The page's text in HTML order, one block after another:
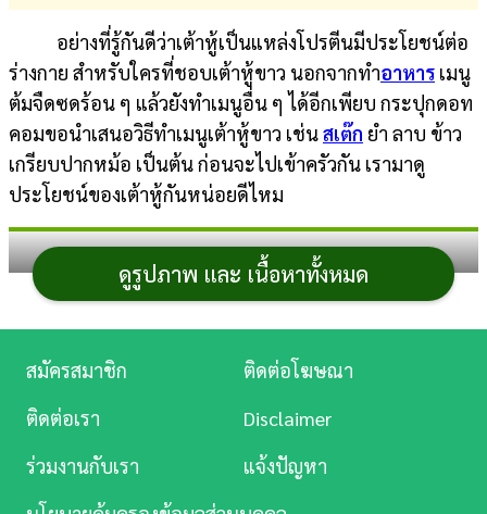
อย่างที่รู้กันดีว่าเต้าหู้เป็นแหล่งโปรตีนมีประโยชน์ต่อ
ร่างกาย สำหรับใครที่ชอบเต้าหู้ขาว นอกจากทำอาหาร เมนู
ต้มจืดซดร้อน ๆ แล้วยังทำเมนูอื่น ๆ ได้อีกเพียบ กระปุกดอท
คอมขอนำเสนอวิธีทำเมนูเต้าหู้ขาว เช่นสเต๊ก ยำ ลาบ ข้าว
เกรียบปากหม้อ เป็นต้น ก่อนจะไปเข้าครัวกัน เรามาดู
ประโยชน์ของเต้าหู้กันหน่อยดีไหม
ประโยชน์ของเต้าหู้
จากถั่วเหลืองที่ร่างกายไม่สามารถสังเคราะห์เองได้ ซึ่ง
สามารถช่วยลดระดับคอเลสเตอรอลในเลือดและเพิ่ม
มีแร่ธาตุต่าง ๆ ที่สำคัญ เช่น แคลเซียม ฟอสฟอรัส และ
เหล็ก นอกจากนี้ยังมีวิตามินบีอีกด้วย
ดูรูปภาพ และ เนื้อหาทั้งหมด
สด
การ
เงิน
การ
ศึกษา
บันเทิง
ดู
Music
สมัครสมาชิก
ติดต่อโฆษณา
ติดต่อเรา
Disclaimer
ร่วมงานกับเรา
แจ้งปัญหา